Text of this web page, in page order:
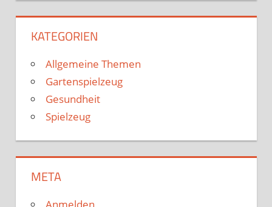
KATEGORIEN
Allgemeine Themen
Gartenspielzeug
Gesundheit
Spielzeug
META
Anmelden